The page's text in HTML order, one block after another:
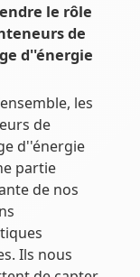
le rôle
de
d''énergie
les
de
d''énergie
partie
de nos
Ils nous